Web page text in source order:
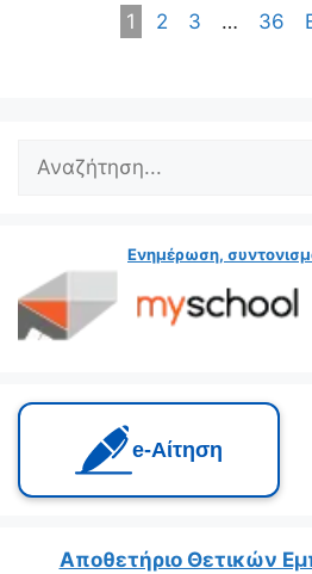
1 2 3 … 36
Ενημέρωση,
e‑Αίτηση
Αποθετήριο Θετικών